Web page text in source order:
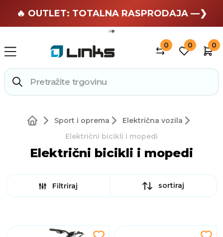
🏄 Zaslužuješ odmor —❯
🔥 OUTLET: TOTALNA RASPRODAJA —❯
0 0 0
Sport i oprema
Električna vozila
Električni bicikli i mopedi
Električni bicikli i mopedi
Filtriraj sortiraj